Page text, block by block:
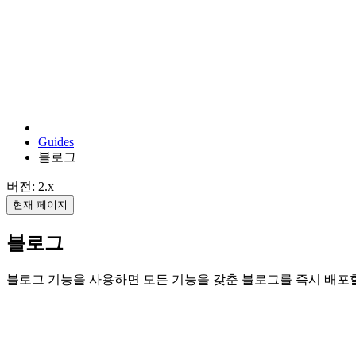
Guides
블로그
버전: 2.x
현재 페이지
블로그
블로그 기능을 사용하면 모든 기능을 갖춘 블로그를 즉시 배포